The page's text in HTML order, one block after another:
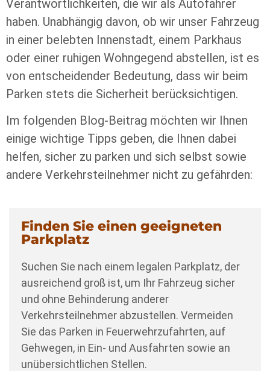
Verantwortlichkeiten, die wir als Autofahrer
haben. Unabhängig davon, ob wir unser Fahrzeug
in einer belebten Innenstadt, einem Parkhaus
oder einer ruhigen Wohngegend abstellen, ist es
von entscheidender Bedeutung, dass wir beim
Parken stets die Sicherheit berücksichtigen.
Im folgenden Blog-Beitrag möchten wir Ihnen
einige wichtige Tipps geben, die Ihnen dabei
helfen, sicher zu parken und sich selbst sowie
andere Verkehrsteilnehmer nicht zu gefährden:
Finden Sie einen geeigneten
Parkplatz
Suchen Sie nach einem legalen Parkplatz, der
ausreichend groß ist, um Ihr Fahrzeug sicher
und ohne Behinderung anderer
Verkehrsteilnehmer abzustellen. Vermeiden
Sie das Parken in Feuerwehrzufahrten, auf
Gehwegen, in Ein- und Ausfahrten sowie an
unübersichtlichen Stellen.